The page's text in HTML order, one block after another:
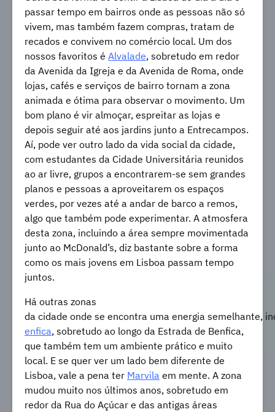
passar tempo em bairros onde as pessoas não só
vivem, mas também fazem compras, tratam de
recados e convivem no comércio local. Um dos
nossos favoritos é Alvalade, sobretudo em redor
da Avenida da Igreja e da Avenida de Roma, onde
lojas, cafés e serviços de bairro tornam a zona
animada e ótima para observar o movimento. Um
bom plano é vir almoçar, espreitar as lojas e
depois seguir até aos jardins junto a Entrecampos.
Aí, pode ver outro lado da vida social da cidade,
com estudantes da Cidade Universitária reunidos
ao ar livre, grupos a encontrarem-se sem grandes
planos e pessoas a aproveitarem os espaços
verdes, por vezes até a andar de barco a remos,
algo que também pode experimentar. A atmosfera
desta zona, incluindo a área sempre movimentada
junto ao McDonald’s, diz bastante sobre a forma
como os mais jovens em Lisboa passam tempo
juntos.
Há outras zonas
da cidade onde se encontra uma energia semelhante,
enfica, sobretudo ao longo da Estrada de Benfica,
que também tem um ambiente prático e muito
local. E se quer ver um lado bem diferente de
Lisboa, vale a pena ter Marvila em mente. A zona
mudou muito nos últimos anos, sobretudo em
redor da Rua do Açúcar e das antigas áreas